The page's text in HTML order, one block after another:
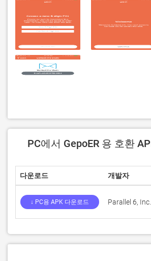
PC에서 GepoER 용 호환
다운로드 개발자
↓ PC용 APK 다운로드 Parallel 6, Inc.